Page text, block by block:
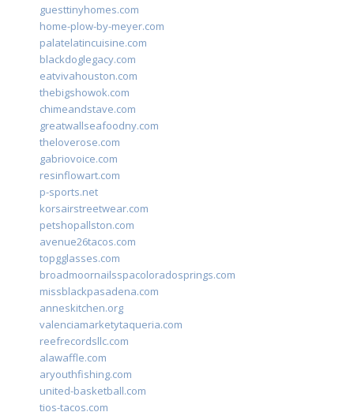
guesttinyhomes.com
home-plow-by-meyer.com
palatelatincuisine.com
blackdoglegacy.com
eatvivahouston.com
thebigshowok.com
chimeandstave.com
greatwallseafoodny.com
theloverose.com
gabriovoice.com
resinflowart.com
p-sports.net
korsairstreetwear.com
petshopallston.com
avenue26tacos.com
topgglasses.com
broadmoornailsspacoloradosprings.com
missblackpasadena.com
anneskitchen.org
valenciamarketytaqueria.com
reefrecordsllc.com
alawaffle.com
aryouthfishing.com
united-basketball.com
tios-tacos.com